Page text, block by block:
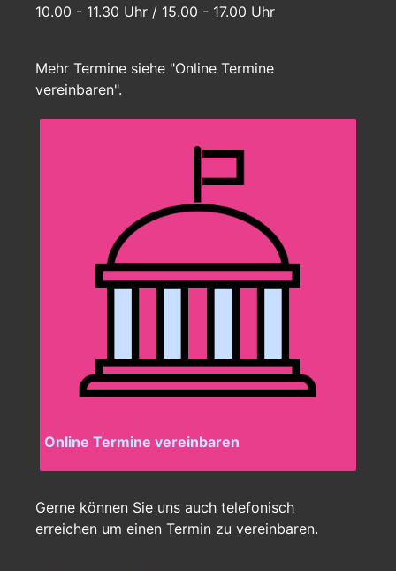
10.00 - 11.30 Uhr / 15.00 - 17.00 Uhr
Mehr Termine siehe "Online Termine
vereinbaren".
Online Termine vereinbaren
Gerne können Sie uns auch telefonisch
erreichen um einen Termin zu vereinbaren.